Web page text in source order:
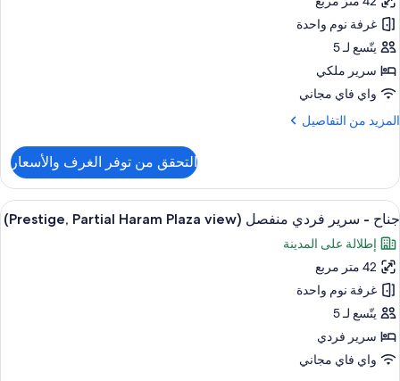
Haram
Plaza
view)
جناح
-
سرير
ملكي
(Prestige,
Partial
Haram
غرفة نوم واحدة
يتّسع لـ 5
سرير ملكي
واي فاي مجاني
المزيد من التفاصيل
المزيد
جناح
سرير
ملكي
(Prestige,
Partial
Haram
Plaza
view)
التحقق من توفر الغرف والأسعار
استعراض
جميع
صور
جناح
-
سرير
فردي
منفصل
(Prestige,
أغطية فراش متميزة وعناصر مجانية
9
جناح - سرير فردي منفصل (Prestige, Partial Haram Plaza view)
إطلالة على المدينة
42 متر مربع
غرفة نوم واحدة
يتّسع لـ 5
سرير فردي
واي فاي مجاني